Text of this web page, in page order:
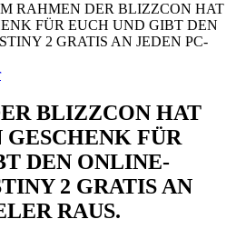
RAHMEN DER BLIZZCON HAT
FÜR EUCH UND GIBT DEN
2 GRATIS AN JEDEN PC-
BLIZZCON HAT
FÜR
DEN ONLINE-
2 GRATIS AN
RAUS.